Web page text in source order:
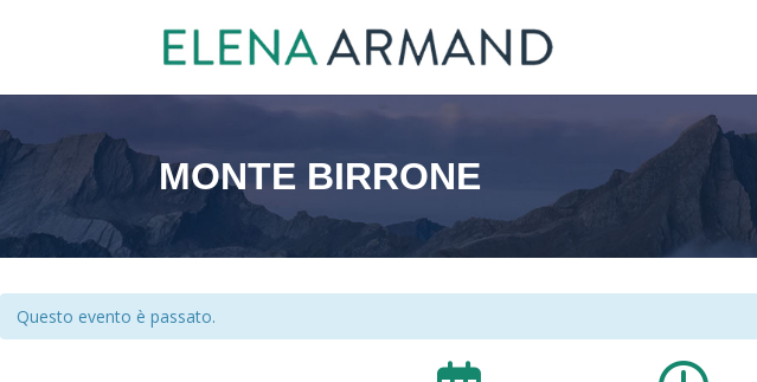
MONTE BIRRONE
Questo evento è passato.